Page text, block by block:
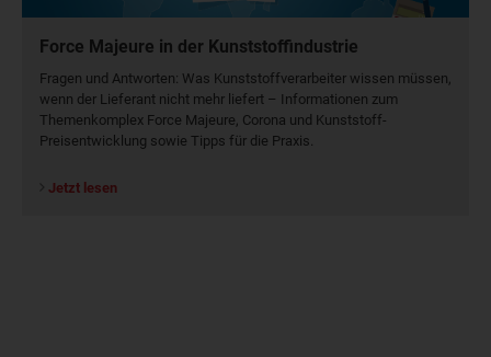
Force Majeure in der Kunststoffindustrie
Fragen und Antworten: Was Kunst­stoff­verarbeiter wissen müssen,
wenn der Lieferant nicht mehr liefert – Informationen zum
Themenkomplex Force Majeure, Corona und Kunststoff-
Preisentwicklung sowie Tipps für die Praxis.
Jetzt lesen